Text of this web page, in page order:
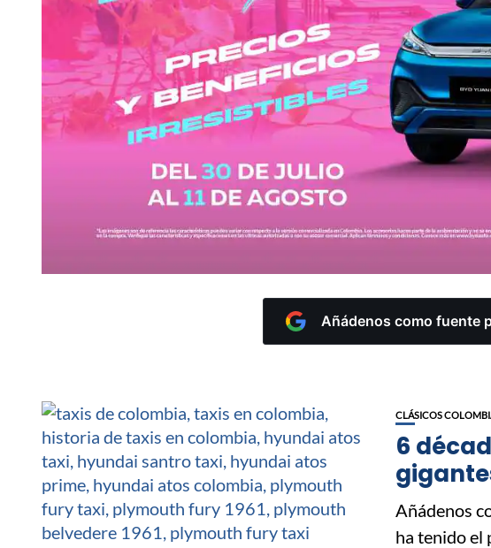
Añádenos como fuente
CLÁSICOS
6
Añádenos
ha tenido el